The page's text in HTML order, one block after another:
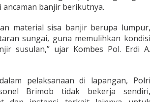
banjir berikutnya.
material sisa banjir berupa lumpur,
sungai, guna memulihkan kondisi
susulan,” ujar Kombes Pol. Erdi A.
pelaksanaan di lapangan, Polri
Brimob tidak bekerja sendiri,